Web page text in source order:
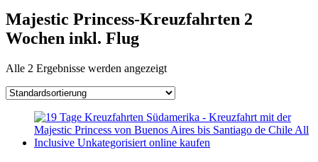
Majestic Princess-Kreuzfahrten 2
Wochen inkl. Flug
Alle 2 Ergebnisse werden angezeigt